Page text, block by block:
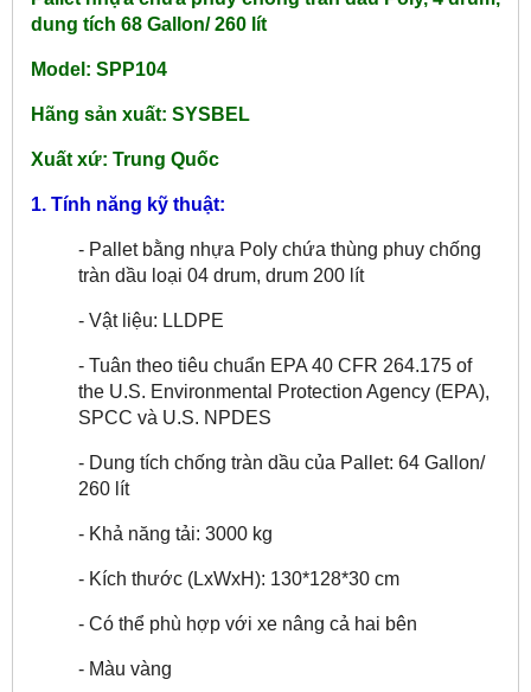
dung tích 68 Gallon/ 260 lít
Model: SPP104
Hãng sản xuất: SYSBEL
Xuất xứ: Trung Quốc
1. Tính năng kỹ thuật:
- Pallet bằng nhựa Poly chứa thùng phuy chống
tràn dầu loại 04 drum, drum 200 lít
- Vật liệu: LLDPE
- Tuân theo tiêu chuẩn EPA 40 CFR 264.175 of
the U.S. Environmental Protection Agency (EPA),
SPCC và U.S. NPDES
- Dung tích chống tràn dầu của Pallet: 64 Gallon/
260 lít
- Khả năng tải: 3000 kg
- Kích thước (LxWxH): 130*128*30 cm
- Có thể phù hợp với xe nâng cả hai bên
- Màu vàng